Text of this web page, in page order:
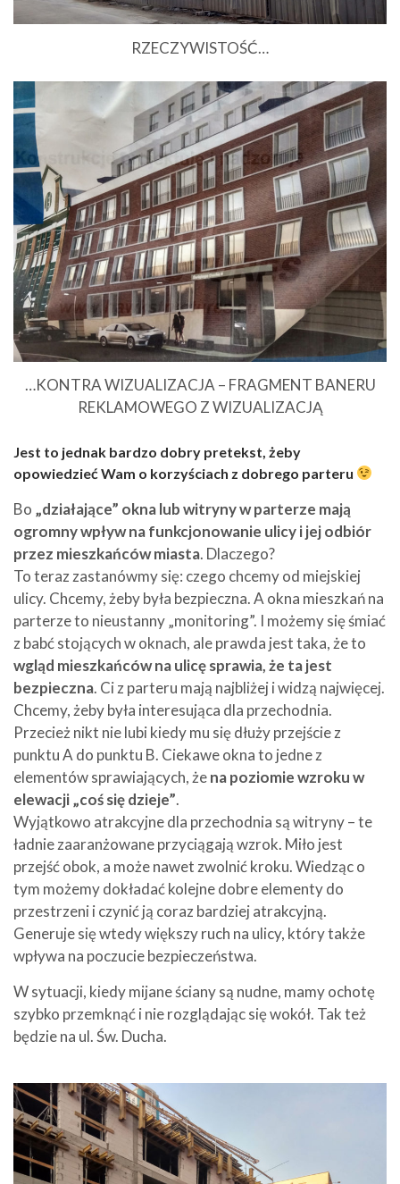
RZECZYWISTOŚĆ…
…KONTRA WIZUALIZACJA – FRAGMENT BANERU
REKLAMOWEGO Z WIZUALIZACJĄ
Jest to jednak bardzo dobry pretekst, żeby
opowiedzieć Wam o korzyściach z dobrego parteru
Bo „działające” okna lub witryny w parterze mają
ogromny wpływ na funkcjonowanie ulicy i jej odbiór
przez mieszkańców miasta. Dlaczego?
To teraz zastanówmy się: czego chcemy od miejskiej
ulicy. Chcemy, żeby była bezpieczna. A okna mieszkań na
parterze to nieustanny „monitoring”. I możemy się śmiać
z babć stojących w oknach, ale prawda jest taka, że to
wgląd mieszkańców na ulicę sprawia, że ta jest
bezpieczna. Ci z parteru mają najbliżej i widzą najwięcej.
Chcemy, żeby była interesująca dla przechodnia.
Przecież nikt nie lubi kiedy mu się dłuży przejście z
punktu A do punktu B. Ciekawe okna to jedne z
elementów sprawiających, żena poziomie wzroku w
elewacji „coś się dzieje”.
Wyjątkowo atrakcyjne dla przechodnia są witryny – te
ładnie zaaranżowane przyciągają wzrok. Miło jest
przejść obok, a może nawet zwolnić kroku. Wiedząc o
tym możemy dokładać kolejne dobre elementy do
przestrzeni i czynić ją coraz bardziej atrakcyjną.
Generuje się wtedy większy ruch na ulicy, który także
wpływa na poczucie bezpieczeństwa.
W sytuacji, kiedy mijane ściany są nudne, mamy ochotę
szybko przemknąć i nie rozglądając się wokół. Tak też
będzie na ul. Św. Ducha.